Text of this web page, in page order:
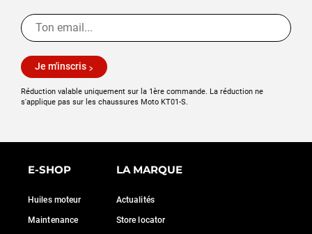
Je m'inscris
Réduction valable uniquement sur la 1ère commande. La réduction ne
s'applique pas sur les chaussures Moto KT01-S.
E-SHOP
Huiles moteur
Maintenance
LA MARQUE
Actualités
Store locator